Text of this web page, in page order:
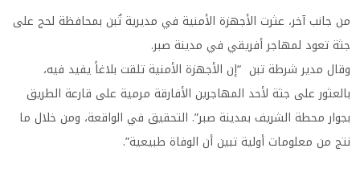
من جانب آخر، عثرت الأجهزة الأمنية في مديرية تُبن بمحافظة لحج على
جثة تعود لمهاجر أفريقي في مدينة صبر.
وقال مدير شرطة تبن “إن الأجهزة الأمنية تلقت بلاغاً يفيد فيه،
بالعثور على جثة لأحد المهاجرين الأفارقة مرمية على قارعة الطريق
بجوار محطة الشريف بمدينة صبر”. التحقيق في الواقعة، ومن خلال ما
نتج من معلومات أولية تبين أن الوفاة طبيعية”.